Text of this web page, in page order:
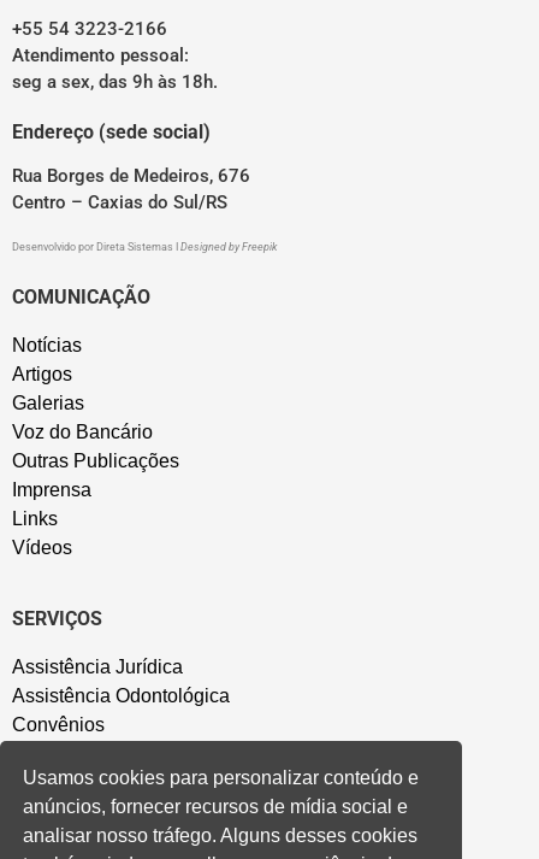
+55 54 3223-2166
Atendimento pessoal:
seg a sex, das 9h às 18h.
Endereço (sede social)
Rua Borges de Medeiros, 676
Centro – Caxias do Sul/RS
Desenvolvido por Direta Sistemas Designed by Freepik
COMUNICAÇÃO
Notícias
Artigos
Galerias
Voz do Bancário
Outras Publicações
Imprensa
Links
Vídeos
SERVIÇOS
Assistência Jurídica
Assistência Odontológica
Convênios
Salão de Festa
Política de Privacidade
Usamos cookies para personalizar conteúdo e
anúncios, fornecer recursos de mídia social e
analisar nosso tráfego. Alguns desses cookies